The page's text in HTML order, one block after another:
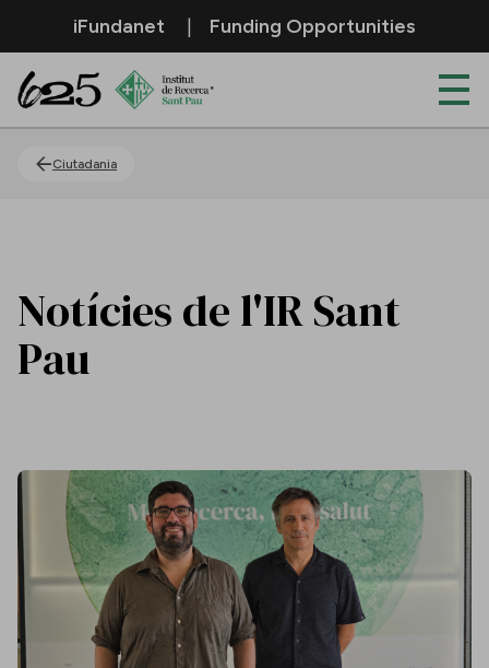
Salta al contingut principal
iFundanet Funding Opportunities
Ciutadania
Notícies de l'IR Sant
Pau